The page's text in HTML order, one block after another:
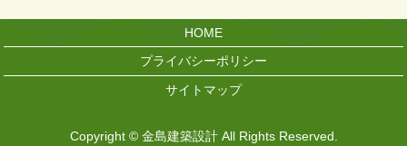
HOME
プライバシーポリシー
サイトマップ
Copyright © 金島建築設計 All Rights Reserved.